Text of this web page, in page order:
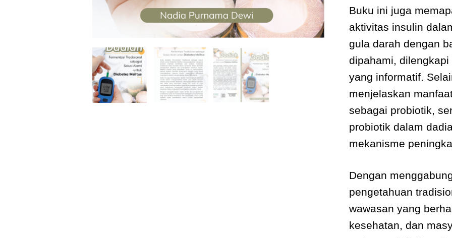
Buku ini juga
aktivitas insulin
gula darah dengan
dipahami,
yang informatif.
menjelaskan
sebagai probiotik,
probiotik dalam
mekanisme
Dengan
pengetahuan
wawasan yang
kesehatan, dan